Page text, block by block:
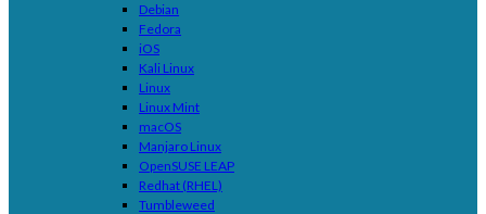
Debian
Fedora
iOS
Kali Linux
Linux
Linux Mint
macOS
Manjaro Linux
OpenSUSE LEAP
Redhat (RHEL)
Tumbleweed